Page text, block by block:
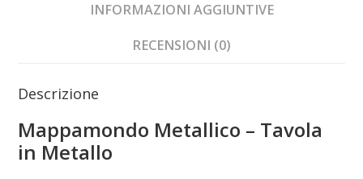
INFORMAZIONI AGGIUNTIVE
RECENSIONI (0)
Descrizione
Mappamondo Metallico – Tavola
in Metallo